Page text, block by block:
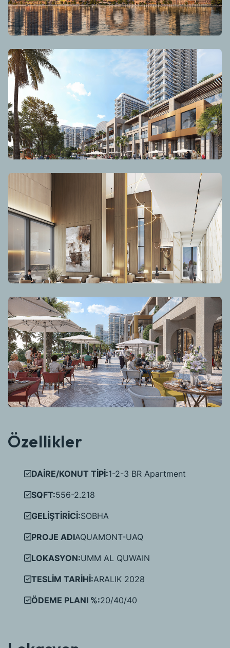
Özellikler
DAİRE/KONUT TİPİ:1-2-3 BR Apartment
SQFT:556-2.218
GELİŞTİRİCİ:SOBHA
PROJE ADIAQUAMONT-UAQ
LOKASYON:UMM AL QUWAIN
TESLİM TARİHİ:ARALIK 2028
ÖDEME PLANI %:20/40/40